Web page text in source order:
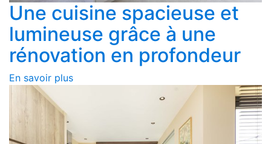
Une cuisine spacieuse et
lumineuse grâce à une
rénovation en profondeur
En savoir plus